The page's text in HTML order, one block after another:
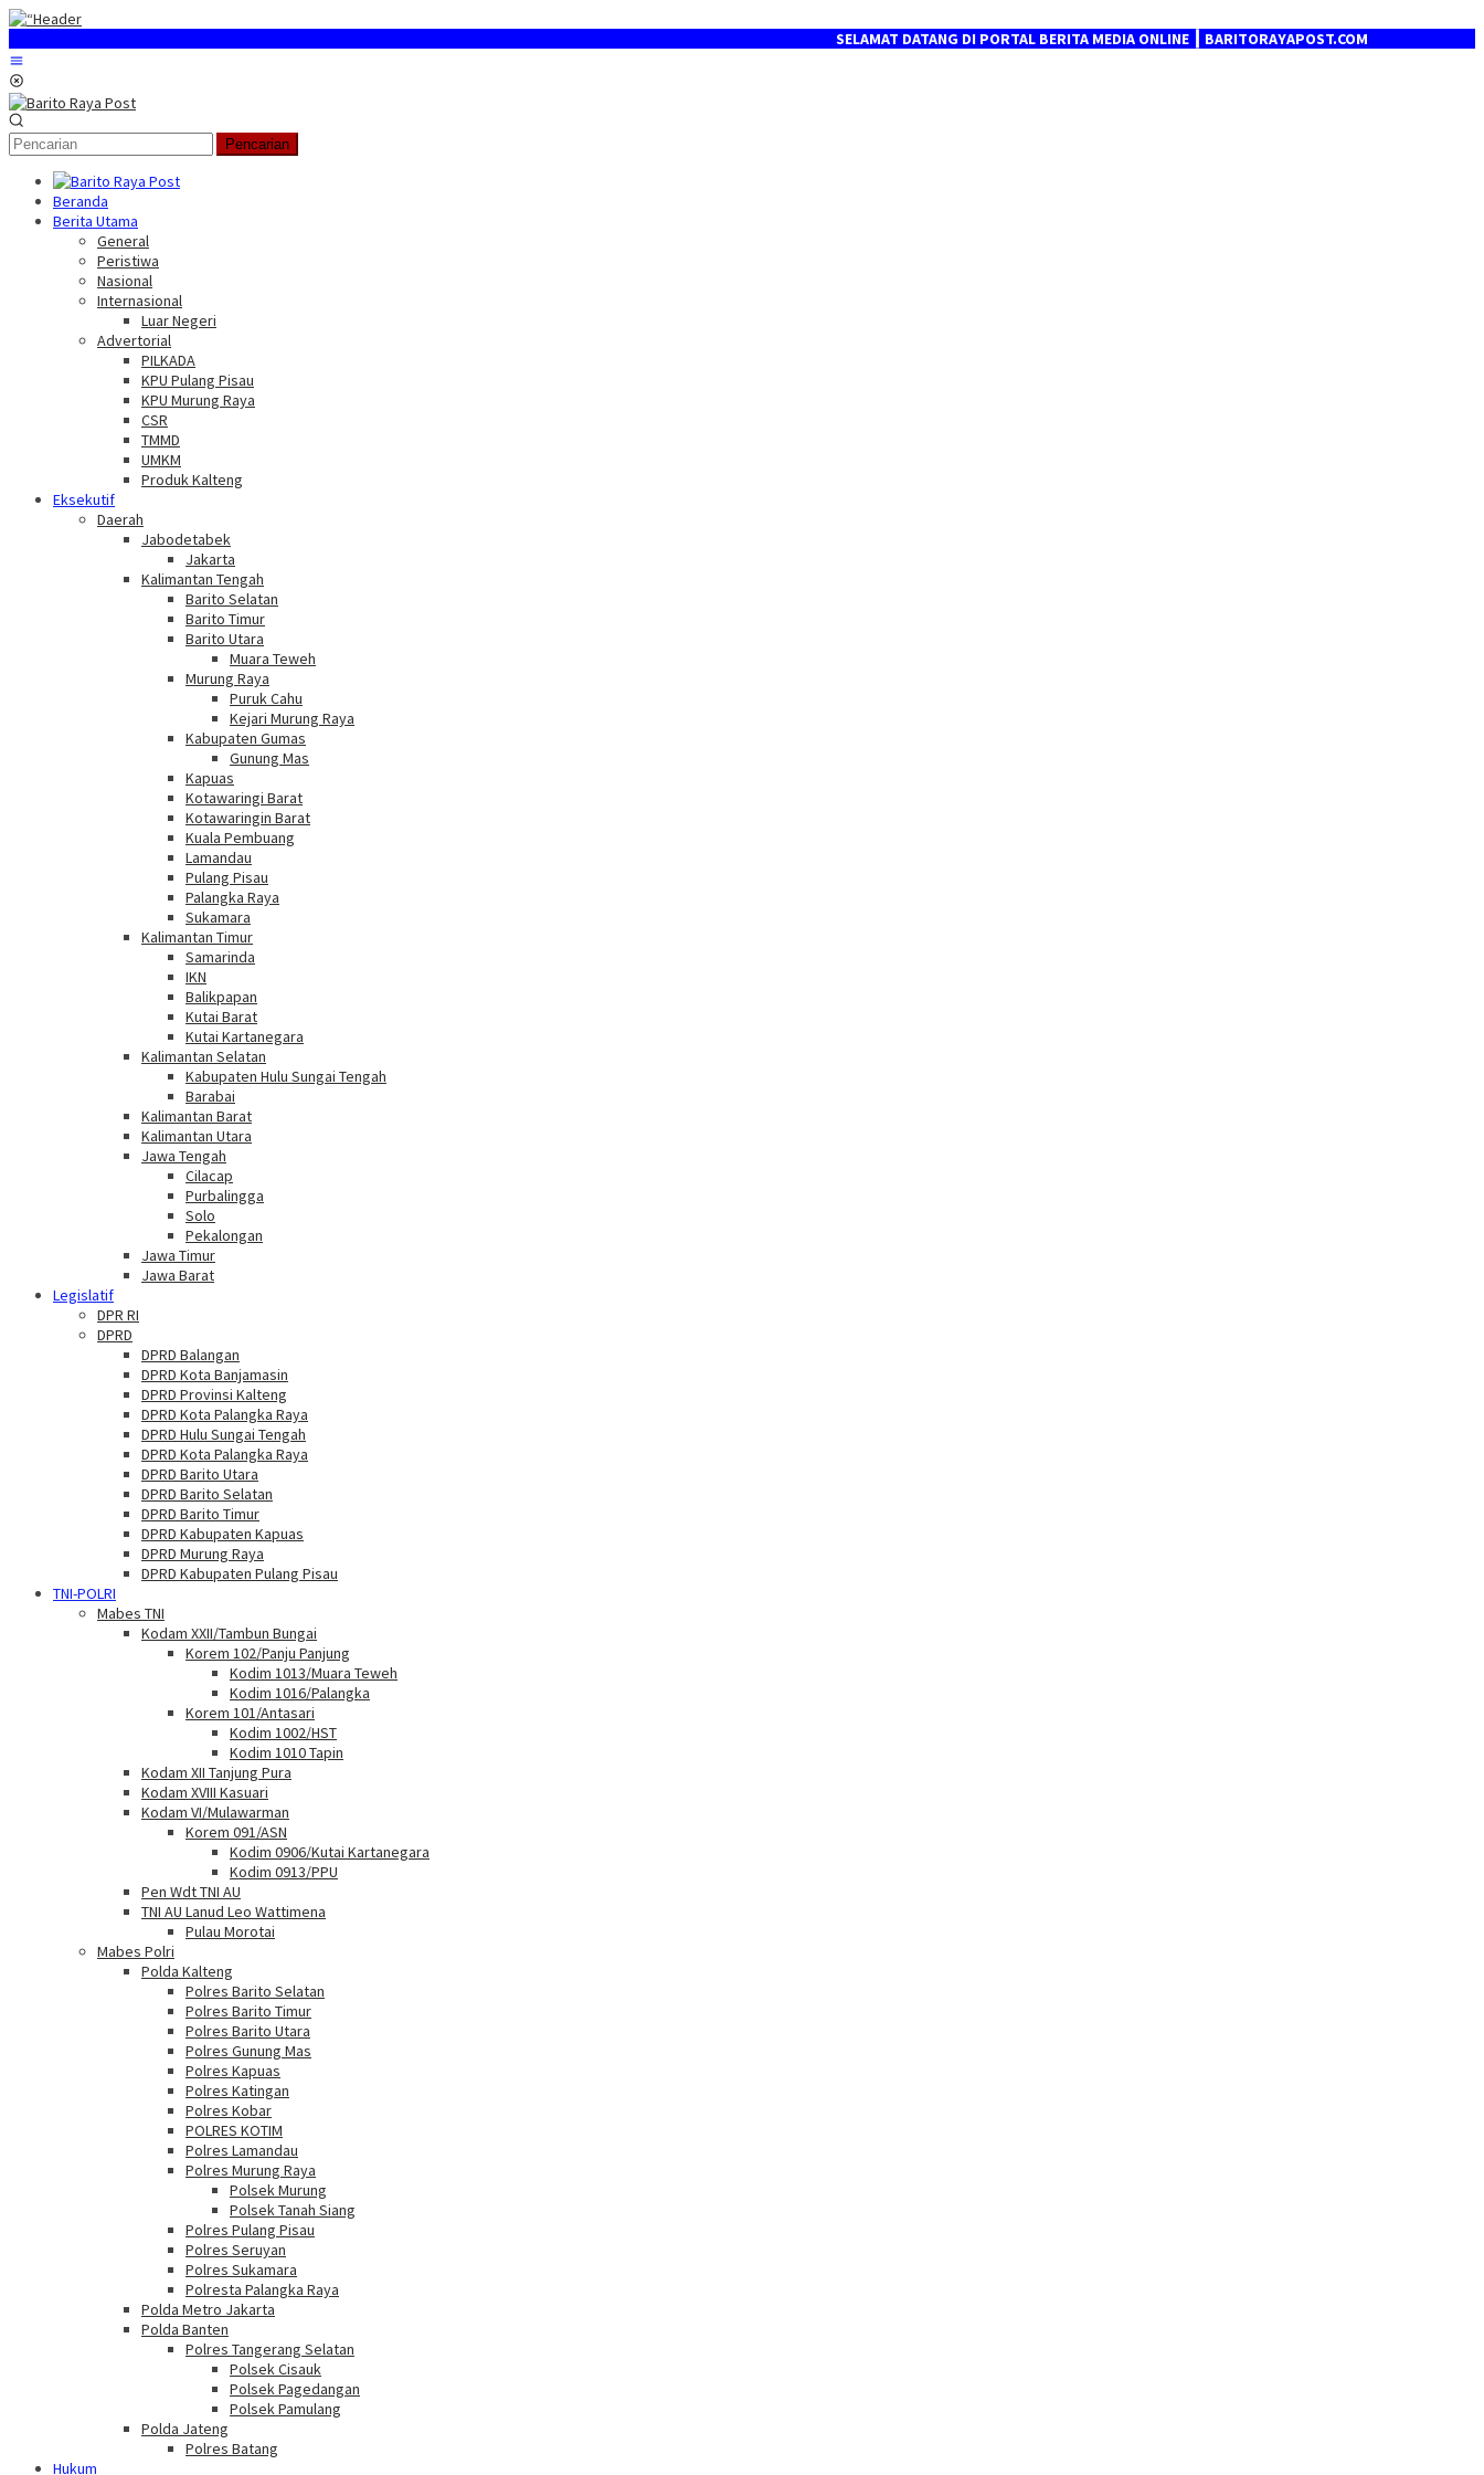
Loncat
konten
SELAMAT DATANG DI PORTAL BERITA MEDIA ONLINE ┃ BARITORAYAPOST.COM
Pencarian
Beranda
Berita Utama
General
Peristiwa
Nasional
Internasional
Luar Negeri
Advertorial
PILKADA
KPU Pulang Pisau
KPU Murung Raya
CSR
TMMD
UMKM
Produk Kalteng
Eksekutif
Daerah
Jabodetabek
Jakarta
Kalimantan Tengah
Barito Selatan
Barito Timur
Barito Utara
Muara Teweh
Murung Raya
Puruk Cahu
Kejari Murung Raya
Kabupaten Gumas
Gunung Mas
Kapuas
Kotawaringi Barat
Kotawaringin Barat
Kuala Pembuang
Lamandau
Pulang Pisau
Palangka Raya
Sukamara
Kalimantan Timur
Samarinda
IKN
Balikpapan
Kutai Barat
Kutai Kartanegara
Kalimantan Selatan
Kabupaten Hulu Sungai Tengah
Barabai
Kalimantan Barat
Kalimantan Utara
Jawa Tengah
Cilacap
Purbalingga
Solo
Pekalongan
Jawa Timur
Jawa Barat
Legislatif
DPR RI
DPRD
DPRD Balangan
DPRD Kota Banjamasin
DPRD Provinsi Kalteng
DPRD Kota Palangka Raya
DPRD Hulu Sungai Tengah
DPRD Kota Palangka Raya
DPRD Barito Utara
DPRD Barito Selatan
DPRD Barito Timur
DPRD Kabupaten Kapuas
DPRD Murung Raya
DPRD Kabupaten Pulang Pisau
TNI-POLRI
Mabes TNI
Kodam XXII/Tambun Bungai
Korem 102/Panju Panjung
Kodim 1013/Muara Teweh
Kodim 1016/Palangka
Korem 101/Antasari
Kodim 1002/HST
Kodim 1010 Tapin
Kodam XII Tanjung Pura
Kodam XVIII Kasuari
Kodam VI/Mulawarman
Korem 091/ASN
Kodim 0906/Kutai Kartanegara
Kodim 0913/PPU
Pen Wdt TNI AU
TNI AU Lanud Leo Wattimena
Pulau Morotai
Mabes Polri
Polda Kalteng
Polres Barito Selatan
Polres Barito Timur
Polres Barito Utara
Polres Gunung Mas
Polres Kapuas
Polres Katingan
Polres Kobar
POLRES KOTIM
Polres Lamandau
Polres Murung Raya
Polsek Murung
Polsek Tanah Siang
Polres Pulang Pisau
Polres Seruyan
Polres Sukamara
Polresta Palangka Raya
Polda Metro Jakarta
Polda Banten
Polres Tangerang Selatan
Polsek Cisauk
Polsek Pagedangan
Polsek Pamulang
Polda Jateng
Polres Batang
Hukum